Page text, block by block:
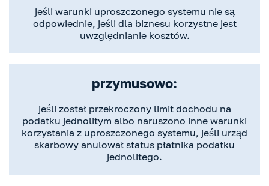
jeśli warunki uproszczonego systemu nie są
odpowiednie, jeśli dla biznesu korzystne jest
uwzględnianie kosztów.
przymusowo:
jeśli został przekroczony limit dochodu na
podatku jednolitym albo naruszono inne warunki
korzystania z uproszczonego systemu, jeśli urząd
skarbowy anulował status płatnika podatku
jednolitego.